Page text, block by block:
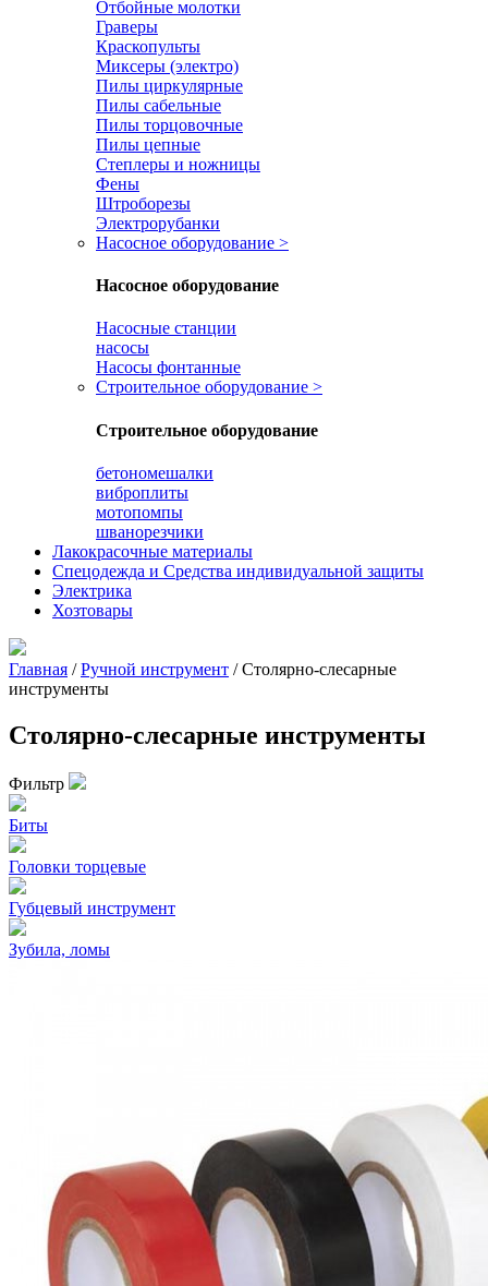
Отбойные молотки
Граверы
Краскопульты
Миксеры (электро)
Пилы циркулярные
Пилы сабельные
Пилы торцовочные
Пилы цепные
Степлеры и ножницы
Фены
Штроборезы
Электрорубанки
Насосное оборудование >
Насосное оборудование
Насосные станции
насосы
Насосы фонтанные
Строительное оборудование >
Строительное оборудование
бетономешалки
виброплиты
мотопомпы
шванорезчики
Лакокрасочные материалы
Спецодежда и Средства индивидуальной защиты
Электрика
Хозтовары
Главная /Ручной инструмент / Столярно-слесарные
инструменты
Столярно-слесарные инструменты
Фильтр
Биты
Головки торцевые
Губцевый инструмент
Зубила, ломы